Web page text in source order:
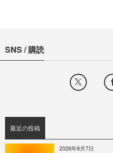
SNS / 購読
最近の投稿
2026年8月7日